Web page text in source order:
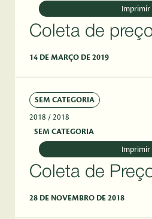
Imprimir
Coleta de
14 DE MARÇO DE 2019
SEM CATEGORIA
2018 / 2018
SEM CATEGORIA
Imprimir
Coleta de
28 DE NOVEMBRO DE 2018